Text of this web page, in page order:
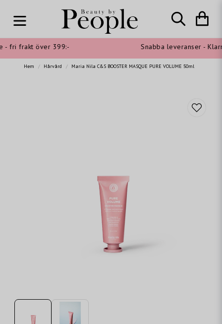
- fri frakt över 399:- Snabba leveranser -
Hem Hårvård Maria Nila C&S BOOSTER MASQUE PURE VOLUME 50ml